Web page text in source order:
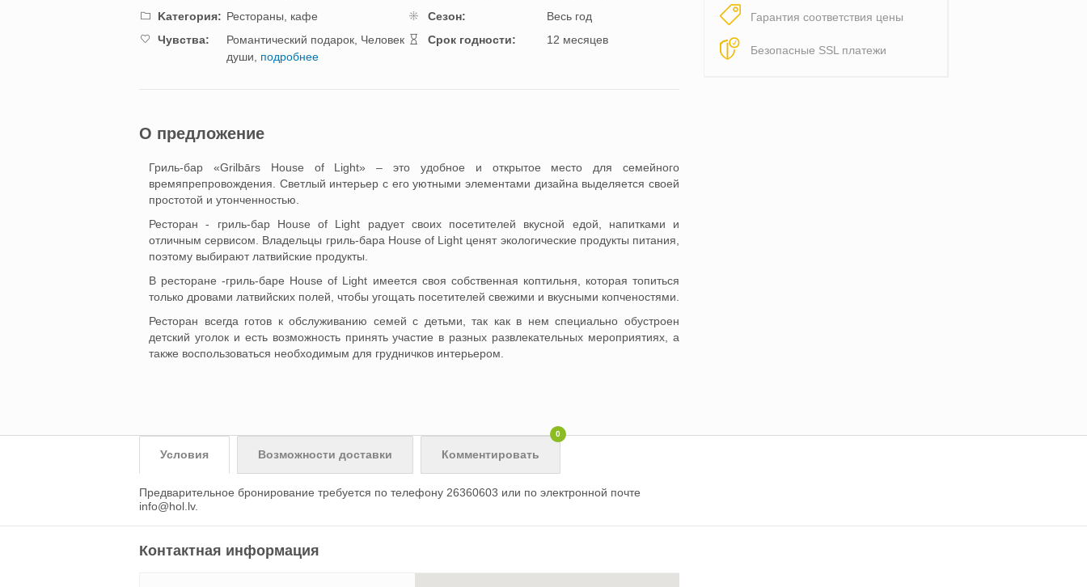
Гарантия соответствия цены
Безопасные SSL платежи
Kатегория: Рестораны, кафе
Чувства:
Романтический подарок, Человек
души,
подробнее
Cезон:
Весь год
Cрок годности:
12 месяцев
О предложение
Гриль-бар «Grilbārs House of Light» – это удобное и открытое место для семейного
времяпрепровождения. Светлый интерьер с его уютными элементами дизайна выделяется своей
простотой и утонченностью.
Ресторан - гриль-бар House of Light радует своих посетителей вкусной едой, напитками и
отличным сервисом. Владельцы гриль-бара House of Light ценят экологические продукты питания,
поэтому выбирают латвийские продукты.
В ресторане -гриль-баре House of Light имеется своя собственная коптильня, которая топиться
только дровами латвийских полей, чтобы угощать посетителей свежими и вкусными копченостями.
Ресторан всегда готов к обслуживанию семей с детьми, так как в нем специально обустроен
детский уголок и есть возможность принять участие в разных развлекательных мероприятиях, а
также воспользоваться необходимым для грудничков интерьером.
Условия Возможности доставки Комментировать
0
Предварительное бронирование требуется по телефону 26360603 или по электронной почте
info@hol.lv.
Контактная информация